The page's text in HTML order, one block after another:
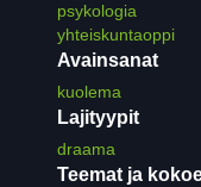
psykologia
yhteiskuntaoppi
Avainsanat
kuolema
Lajityypit
draama
Teemat ja